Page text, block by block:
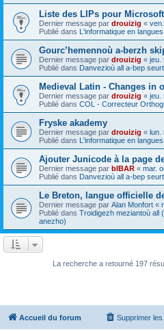
Liste des LIPs pour
Dernier message par drouizig «
Publié dans L'informatique en
Gourc’hemennoù a-berzh
Dernier message par drouizig « jeu.
Publié dans Danvezioù all a-bep seurt
Medieval Latin - Changes in
Dernier message par drouizig « jeu.
Publié dans COL - Correcteur
Fryske akademy
Dernier message par drouizig « lun.
Publié dans L'informatique en
Ajouter Junicode à la page
Dernier message par bIBAR « mar.
Publié dans Danvezioù all a-bep seurt
Le Breton, langue officielle
Dernier message par Alan Monfort «
Publié dans Troidigezh meziantoù all
anezho)
La recherche a retourné 197
Accueil du forum Supprimer